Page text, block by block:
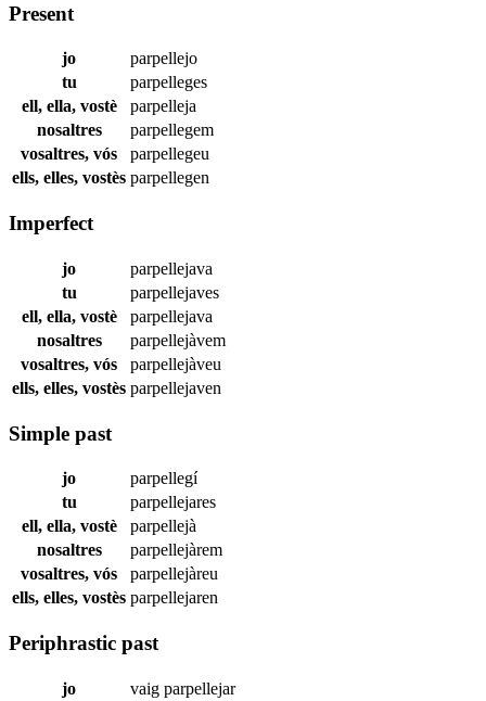
Present
jo
parpellejo
tu
parpelleges
ell, ella, vostè
parpelleja
nosaltres
parpellegem
vosaltres, vós
parpellegeu
ells, elles, vostès parpellegen
Imperfect
jo
parpellejava
tu
parpellejaves
ell, ella, vostè
parpellejava
nosaltres
parpellejàvem
vosaltres, vós
parpellejàveu
ells, elles, vostès parpellejaven
Simple past
jo
parpellegí
tu
parpellejares
ell, ella, vostè
parpellejà
nosaltres
parpellejàrem
vosaltres, vós
parpellejàreu
ells, elles, vostès parpellejaren
Periphrastic past
jo vaig parpellejar